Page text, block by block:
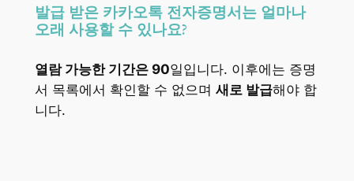
발급 받은 카카오톡 전자증명서는 얼마나
오래 사용할 수 있나요?
열람 가능한 기간은 90일입니다. 이후에는 증명
서 목록에서 확인할 수 없으며 새로 발급해야 합
니다.